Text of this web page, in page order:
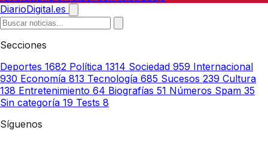
DiarioDigital.es
Secciones
Deportes 1682 Política 1314 Sociedad 959 Internacional
930 Economía 813 Tecnología 685 Sucesos 239 Cultura
138 Entretenimiento 64 Biografías 51 Números Spam 35
Sin categoría 19 Tests 8
Síguenos